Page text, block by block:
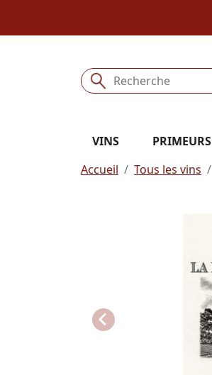
VINS PRIMEURS
Accueil
Tous les vins